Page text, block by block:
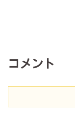
コメント